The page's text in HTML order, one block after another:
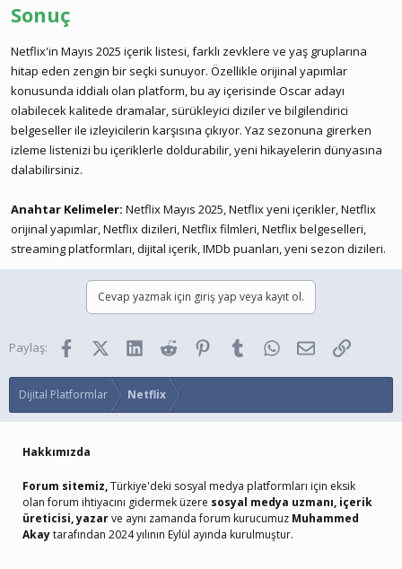
Sonuç
Netflix'in Mayıs 2025 içerik listesi, farklı zevklere ve yaş gruplarına
hitap eden zengin bir seçki sunuyor. Özellikle orijinal yapımlar
konusunda iddialı olan platform, bu ay içerisinde Oscar adayı
olabilecek kalitede dramalar, sürükleyici diziler ve bilgilendirici
belgeseller ile izleyicilerin karşısına çıkıyor. Yaz sezonuna girerken
izleme listenizi bu içeriklerle doldurabilir, yeni hikayelerin dünyasına
dalabilirsiniz.
Anahtar Kelimeler: Netflix Mayıs 2025, Netflix yeni içerikler, Netflix
orijinal yapımlar, Netflix dizileri, Netflix filmleri, Netflix belgeselleri,
streaming platformları, dijital içerik, IMDb puanları, yeni sezon dizileri.
Cevap yazmak için giriş yap veya kayıt ol.
Paylaş: FacebookX (Twitter)LinkedIn Reddit PinterestTumblrWhatsApp
E-postaLink
Dijital Platformlar Netflix
Hakkımızda
Forum sitemiz,Türkiye'deki sosyal medya platformları için eksik
olan forum ihtiyacını gidermek üzere sosyal medya uzmanı, içerik
üreticisi, yazarve aynı zamanda forum kurucumuz Muhammed
Akaytarafından 2024 yılının Eylül ayında kurulmuştur.